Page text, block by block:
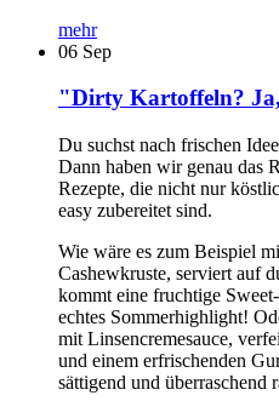
mehr
06 Sep
"Dirty Kartoffeln?
Du suchst nach frischen
Dann haben wir genau das
Rezepte, die nicht nur
easy zubereitet sind.
Wie wäre es zum Beispiel
Cashewkruste, serviert auf
kommt eine fruchtige
echtes Sommerhighlight!
mit Linsencremesauce,
und einem erfrischenden
sättigend und überraschend